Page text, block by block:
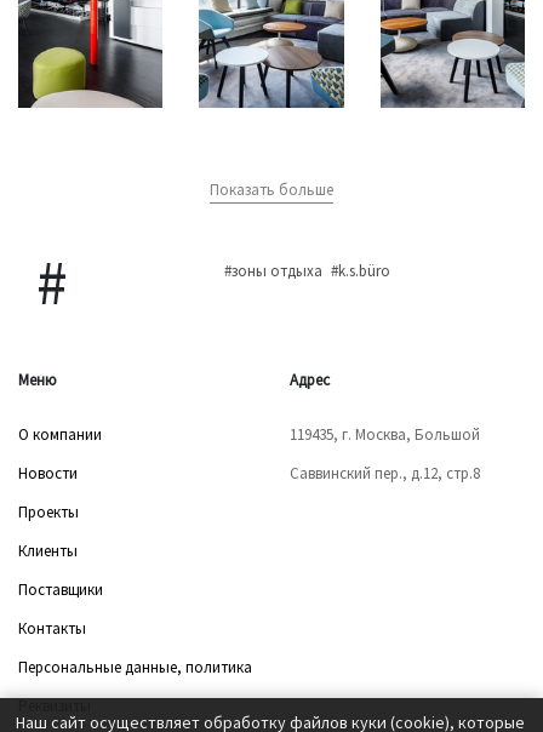
Показать больше
#зоны отдыха #k.s.büro
Меню
О компании
Новости
Проекты
Клиенты
Поставщики
Контакты
Персональные данные, политика
Адрес
119435, г. Москва, Большой
Саввинский пер., д.12, стр.8
Наш сайт осуществляет обработку файлов куки (cookie), которые